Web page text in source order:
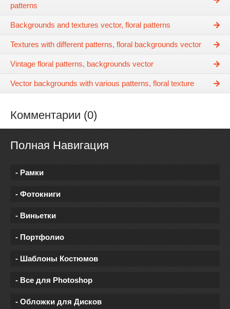
patterns
Backgrounds and textures vector, floral patterns
Textures with different patterns, floral backgrounds vector
Vintage floral patterns, backgrounds vector
Vector backgrounds with various patterns, floral texture
Комментарии (0)
Полная Навигация
- Рамки
- Фотокниги
- Виньетки
- Портфолио
- Шаблоны Костюмов
- Все для Photoshop
- Обложки для Дисков